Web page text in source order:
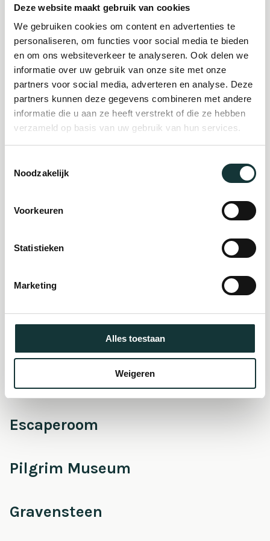
Deze website maakt gebruik van cookies
We gebruiken cookies om content en advertenties te
personaliseren, om functies voor social media te bieden
en om ons websiteverkeer te analyseren. Ook delen we
informatie over uw gebruik van onze site met onze
partners voor social media, adverteren en analyse. Deze
partners kunnen deze gegevens combineren met andere
informatie die u aan ze heeft verstrekt of die ze hebben
verzameld op basis van uw gebruik van hun services.
Noodzakelijk
Voorkeuren
Statistieken
Marketing
Alles toestaan
Weigeren
Plan je bezoek
Evenement
organiseren
Steun ons
Auditie
De Pieterskerk als
Onderhoud &
Escaperoom
Pilgrim Museum
Gravensteen